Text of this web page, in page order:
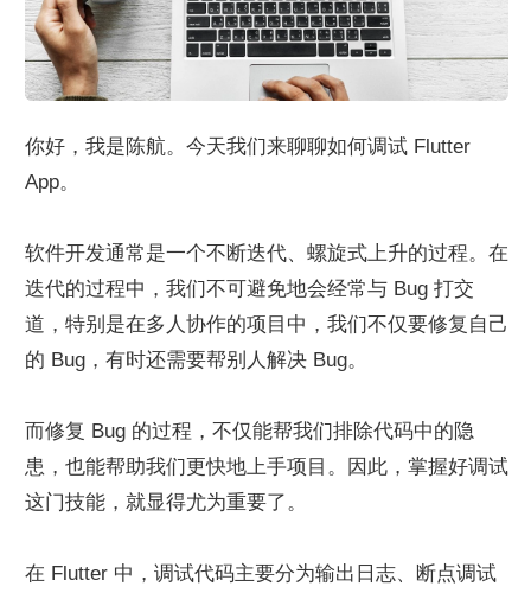
你好，我是陈航。今天我们来聊聊如何调试 Flutter
App。
软件开发通常是一个不断迭代、螺旋式上升的过程。在
迭代的过程中，我们不可避免地会经常与 Bug 打交
道，特别是在多人协作的项目中，我们不仅要修复自己
的 Bug，有时还需要帮别人解决 Bug。
而修复 Bug 的过程，不仅能帮我们排除代码中的隐
患，也能帮助我们更快地上手项目。因此，掌握好调试
这门技能，就显得尤为重要了。
在 Flutter 中，调试代码主要分为输出日志、断点调试